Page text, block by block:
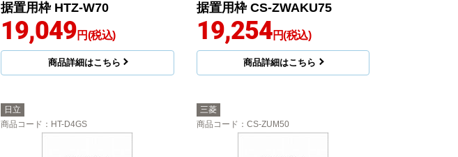
据置用枠 HTZ-W70
19,049円(税込)
商品詳細はこちら
据置用枠 CS-ZWAKU75
19,254円(税込)
商品詳細はこちら
日立
商品コード ：HT-D4GS
三菱
商品コード ：CS-ZUM50